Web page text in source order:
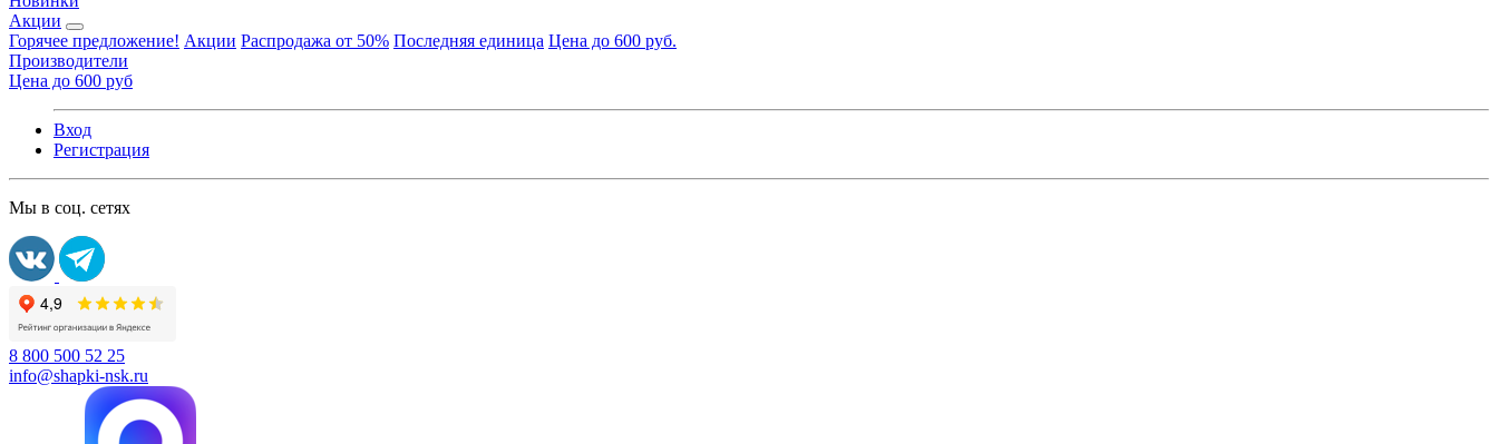
Акции
Горячее предложение! Акции Распродажа от 50% Последняя единица Цена до 600 руб.
Производители
Цена до 600 руб
Вход
Регистрация
Мы в соц. сетях
8 800 500 52 25
info@shapki-nsk.ru